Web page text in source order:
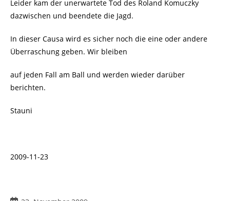
Leider kam der unerwartete Tod des Roland Komuczky
dazwischen und beendete die Jagd.
In dieser Causa wird es sicher noch die eine oder andere
Überraschung geben. Wir bleiben
auf jeden Fall am Ball und werden wieder darüber
berichten.
Stauni
2009-11-23